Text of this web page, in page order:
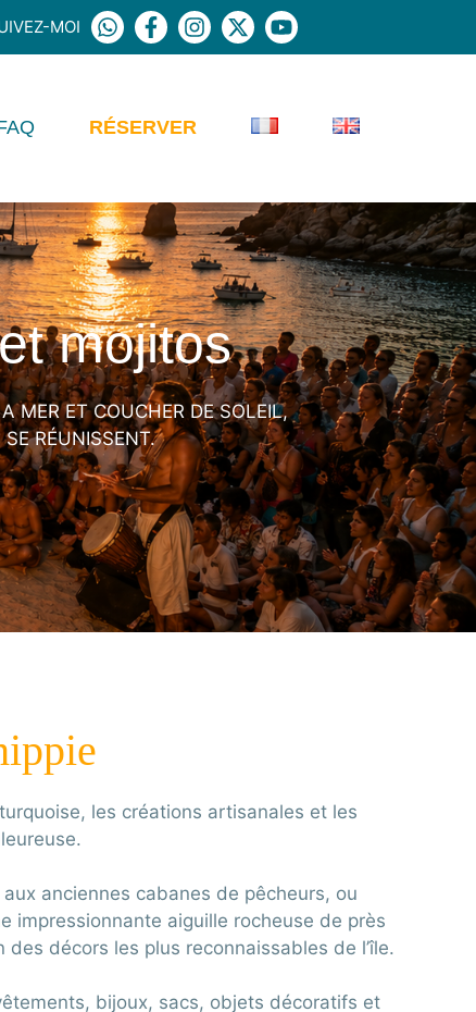
MOI
RÉSERVER
mojitos
MER ET COUCHER DE SOLEIL,
RÉUNISSENT.
les créations artisanales et les
anciennes cabanes de pêcheurs, ou
impressionnante aiguille rocheuse de près
décors les plus reconnaissables de l’île.
bijoux, sacs, objets décoratifs et